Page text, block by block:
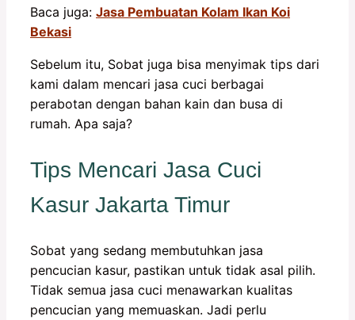
Baca juga: Jasa Pembuatan Kolam Ikan Koi
Bekasi
Sebelum itu, Sobat juga bisa menyimak tips dari
kami dalam mencari jasa cuci berbagai
perabotan dengan bahan kain dan busa di
rumah. Apa saja?
Tips Mencari Jasa Cuci
Kasur Jakarta Timur
Sobat yang sedang membutuhkan jasa
pencucian kasur, pastikan untuk tidak asal pilih.
Tidak semua jasa cuci menawarkan kualitas
pencucian yang memuaskan. Jadi perlu